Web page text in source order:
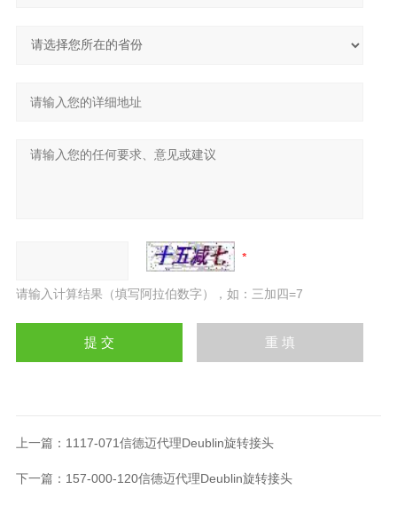
请输入计算结果（填写阿拉伯数字），如：三加四=7
上一篇： 1117-071信德迈代理Deublin旋转接头
下一篇： 157-000-120信德迈代理Deublin旋转接头